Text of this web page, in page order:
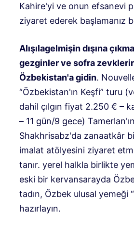
Kahire'yi ve onun efsanevi
ziyaret ederek başlamanız
Alışılagelmişin dışına
gezginler ve sofra
Özbekistan'a gidin.
“Özbekistan'ın Keşfi” turu
dahil çılgın fiyat 2.250 € –
– 11 gün/9 gece)
Shakhrisabz'da zanaatkâr
imalat atölyesini ziyaret
tanır. yerel halkla birlikte
eski bir kervansarayda
tadın, Özbek ulusal yemeği
hazırlayın.